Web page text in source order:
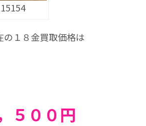
の１８金買取価格は
５０ ０円